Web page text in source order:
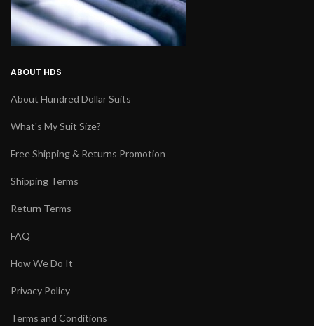
ABOUT HDS
About Hundred Dollar Suits
What's My Suit Size?
Free Shipping & Returns Promotion
Shipping Terms
Return Terms
FAQ
How We Do It
Privacy Policy
Terms and Conditions